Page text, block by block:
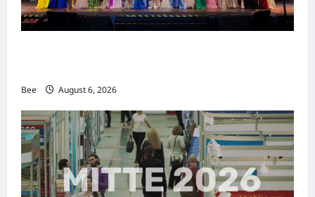
Bee August 6, 2026